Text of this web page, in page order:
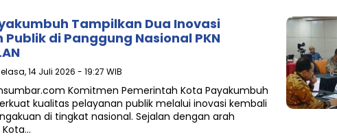
Tampilkan Dua Inovasi
Publik di Panggung Nasional PKN
14 Juli 2026 - 19:27 WIB
Komitmen Pemerintah Kota Payakumbuh
kualitas pelayanan publik melalui inovasi kembali
di tingkat nasional. Sejalan dengan arah
Kota…